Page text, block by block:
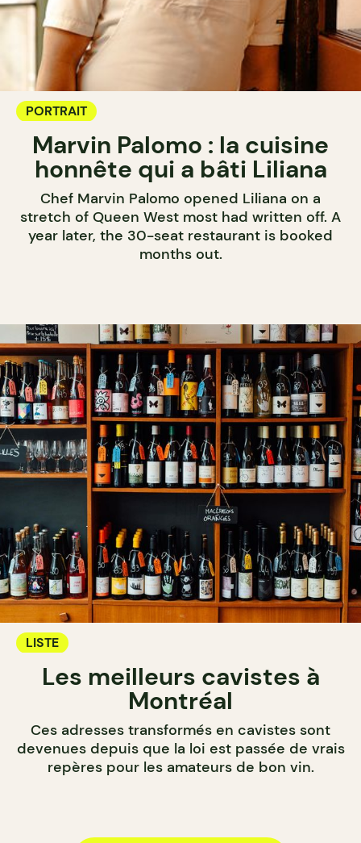
PORTRAIT
Marvin Palomo : la cuisine
honnête qui a bâti Liliana
Chef Marvin Palomo opened Liliana on a
stretch of Queen West most had written off. A
year later, the 30-seat restaurant is booked
months out.
LISTE
Les meilleurs cavistes à
Montréal
Ces adresses transformés en cavistes sont
devenues depuis que la loi est passée de vrais
repères pour les amateurs de bon vin.